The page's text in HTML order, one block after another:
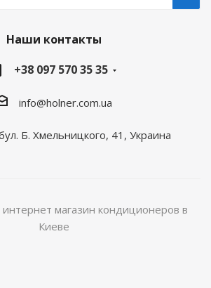
Наши контакты
+38 097 570 35 35
info@holner.com.ua
Б. Хмельницкого, 41, Украина
магазин кондиционеров в
Киеве